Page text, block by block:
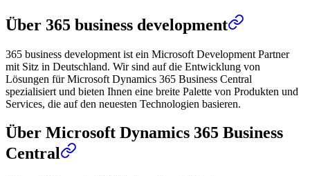
Über 365 business development
365 business development ist ein Microsoft Development Partner
mit Sitz in Deutschland. Wir sind auf die Entwicklung von
Lösungen für Microsoft Dynamics 365 Business Central
spezialisiert und bieten Ihnen eine breite Palette von Produkten und
Services, die auf den neuesten Technologien basieren.
Über Microsoft Dynamics 365 Business
Central